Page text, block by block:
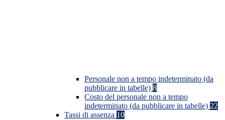
Personale non a tempo indeterminato (da
pubblicare in tabelle) 8
Costo del personale non a tempo
indeterminato (da pubblicare in tabelle) 22
Tassi di assenza 10